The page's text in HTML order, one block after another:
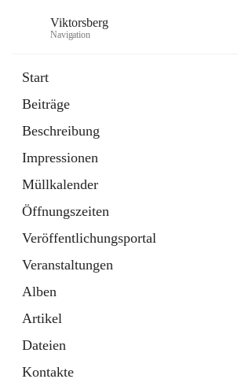
Viktorsberg
Navigation
Start
Beiträge
Beschreibung
Impressionen
Müllkalender
Öffnungszeiten
Veröffentlichungsportal
Veranstaltungen
Alben
Artikel
Dateien
Kontakte
1 Schnellzugriff
Bürgerservice
10 Schnellzugriffe